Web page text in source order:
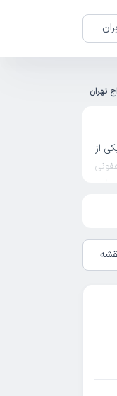
تهران
از
شده،
در